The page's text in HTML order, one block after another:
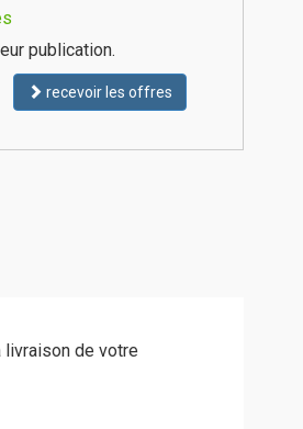
publication.
recevoir les offres
livraison de votre